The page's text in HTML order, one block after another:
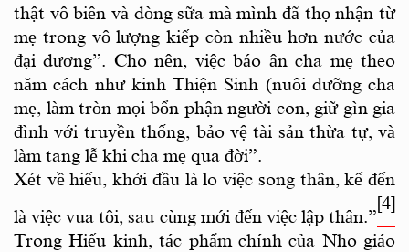
thật vô biên và dòng sữa mà mình đã thọ nhận từ
mẹ trong vô lượng kiếp còn nhiều hơn nước của
đại dương”. Cho nên, việc báo ân cha mẹ theo
năm cách như kinh Thiện Sinh (nuôi dưỡng cha
mẹ, làm tròn mọi bổn phận người con, giữ gìn gia
đình với truyền thống, bảo vệ tài sản thừa tự, và
làm tang lễ khi cha mẹ qua đời”.
Xét về hiếu, khởi đầu là lo việc song thân, kế đến
là việc vua tôi, sau cùng mới đến việc lập thân.”
[4]
Trong Hiếu kinh, tác phẩm chính của Nho giáo